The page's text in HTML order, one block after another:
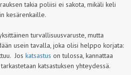
takia poliisi ei sakota, mikäli keli
kesärenkaille.
turvallisuusvaruste, mutta
usein tavalla, joka olisi helppo korjata:
Jos katsastus on tulossa, kannattaa
katsastuksen yhteydessä.